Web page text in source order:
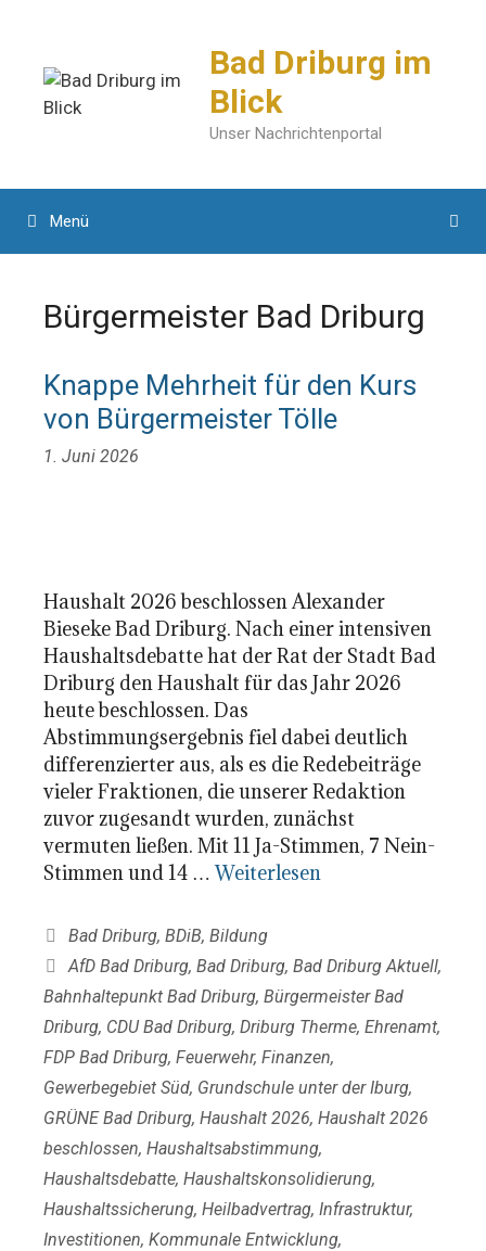
springen
Bad Driburg im
Blick
Unser Nachrichtenportal
Menü
Bürgermeister Bad Driburg
Knappe Mehrheit für den Kurs
von Bürgermeister Tölle
1. Juni 2026
Haushalt 2026 beschlossen Alexander
Bieseke Bad Driburg. Nach einer intensiven
Haushaltsdebatte hat der Rat der Stadt Bad
Driburg den Haushalt für das Jahr 2026
heute beschlossen. Das
Abstimmungsergebnis fiel dabei deutlich
differenzierter aus, als es die Redebeiträge
vieler Fraktionen, die unserer Redaktion
zuvor zugesandt wurden, zunächst
vermuten ließen. Mit 11 Ja-Stimmen, 7 Nein-
Stimmen und 14 …Weiterlesen
Kategorien
Bad Driburg, BDiB, Bildung
Schlagwörter
AfD Bad Driburg, Bad Driburg, Bad Driburg Aktuell,
Bahnhaltepunkt Bad Driburg, Bürgermeister Bad
Driburg, CDU Bad Driburg, Driburg Therme, Ehrenamt,
FDP Bad Driburg, Feuerwehr, Finanzen,
Gewerbegebiet Süd, Grundschule unter der Iburg,
GRÜNE Bad Driburg, Haushalt 2026, Haushalt 2026
beschlossen, Haushaltsabstimmung,
Haushaltsdebatte, Haushaltskonsolidierung,
Haushaltssicherung, Heilbadvertrag, Infrastruktur,
Investitionen, Kommunale Entwicklung,